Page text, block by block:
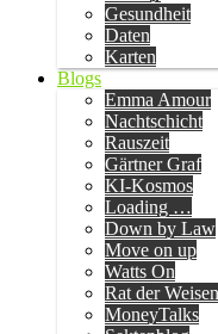
Gesundheit
Daten
Karten
Blogs
Emma Amour
Nachtschicht
Rauszeit
Gärtner Graf
KI-Kosmos
Loading …
Down by Law
Move on up
Watts On
Rat der Weisen
MoneyTalks